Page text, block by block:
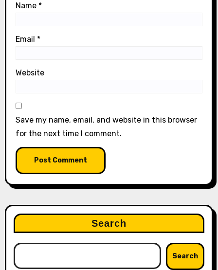
Name *
Email *
Website
Save my name, email, and website in this browser
for the next time I comment.
Search
Search